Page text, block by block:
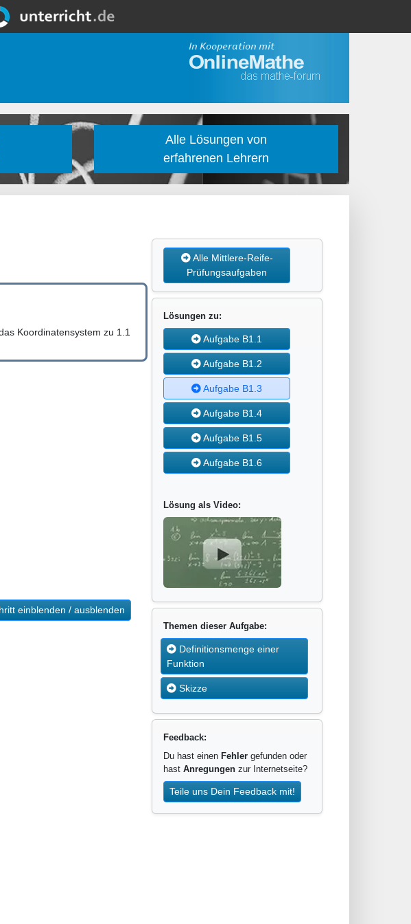
Alle Lösungen von
erfahrenen Lehrern
Koordinatensystem zu 1.1
einblenden / ausblenden
Alle Mittlere-Reife-
Prüfungsaufgaben
Lösungen zu:
Aufgabe B1.1
Aufgabe B1.2
Aufgabe B1.3
Aufgabe B1.4
Aufgabe B1.5
Aufgabe B1.6
Lösung als Video:
Themen dieser Aufgabe:
Definitionsmenge einer
Funktion
Skizze
Feedback:
Du hast einen Fehler gefunden oder
hast Anregungen zur Internetseite?
Teile uns Dein Feedback mit!